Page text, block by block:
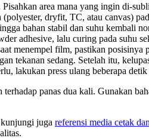
area mana yang ingin di-
dryfit, TC, atau canvas)
bahan stabil dan suhu kembali
adhesive, lalu curing pada suhu
menempel film, pastikan posisinya
tekanan sedang. Setelah itu,
lakukan press ulang beberapa
panas dua kali. Gunakan
juga referensi media cetak